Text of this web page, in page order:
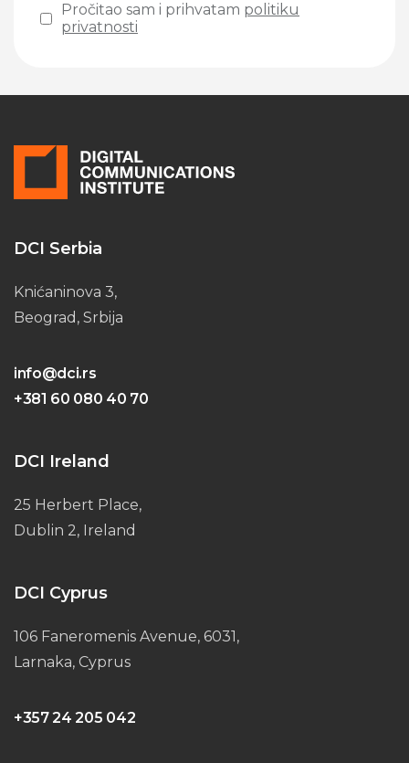
Pročitao sam i prihvatam politiku
privatnosti
DCI Serbia
Knićaninova 3,
Beograd, Srbija
info@dci.rs
+381 60 080 40 70
DCI Ireland
25 Herbert Place,
Dublin 2, Ireland
DCI Cyprus
106 Faneromenis Avenue, 6031,
Larnaka, Cyprus
+357 24 205 042